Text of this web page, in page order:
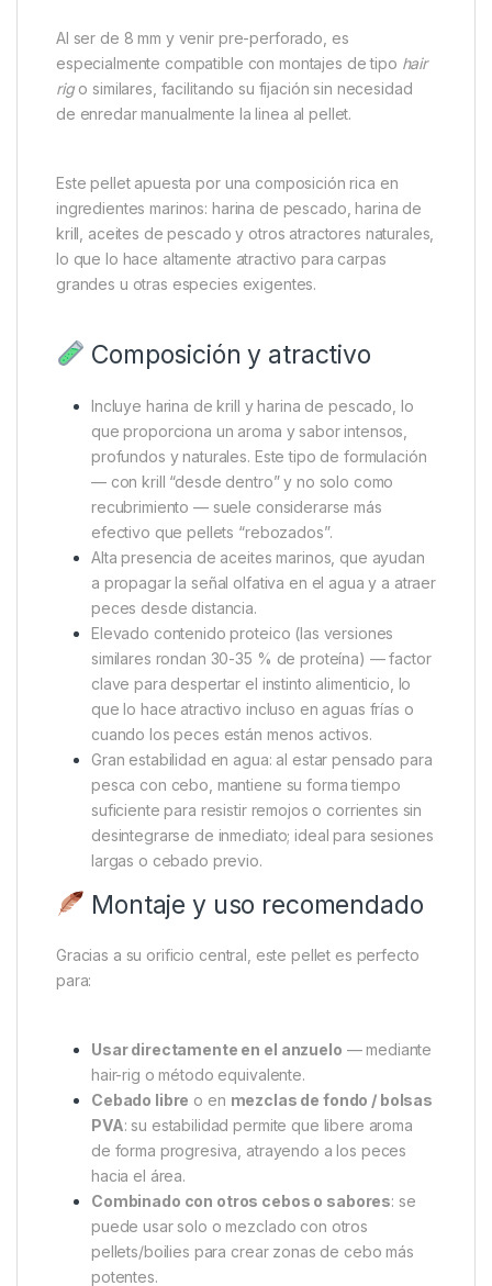
Al ser de 8 mm y venir pre-perforado, es
especialmente compatible con montajes de tipo hair
rigo similares, facilitando su fijación sin necesidad
de enredar manualmente la linea al pellet.
Este pellet apuesta por una composición rica en
ingredientes marinos: harina de pescado, harina de
krill, aceites de pescado y otros atractores naturales,
lo que lo hace altamente atractivo para carpas
grandes u otras especies exigentes.
Composición y atractivo
Incluye harina de krill y harina de pescado, lo
que proporciona un aroma y sabor intensos,
profundos y naturales. Este tipo de formulación
— con krill “desde dentro” y no solo como
recubrimiento — suele considerarse más
efectivo que pellets “rebozados”.
Alta presencia de aceites marinos, que ayudan
a propagar la señal olfativa en el agua y a atraer
peces desde distancia.
Elevado contenido proteico (las versiones
similares rondan 30-35 % de proteína) — factor
clave para despertar el instinto alimenticio, lo
que lo hace atractivo incluso en aguas frías o
cuando los peces están menos activos.
Gran estabilidad en agua: al estar pensado para
pesca con cebo, mantiene su forma tiempo
suficiente para resistir remojos o corrientes sin
desintegrarse de inmediato; ideal para sesiones
largas o cebado previo.
Montaje y uso recomendado
Gracias a su orificio central, este pellet es perfecto
para:
Usar directamente en el anzuelo — mediante
hair-rig o método equivalente.
Cebado libre o en mezclas de fondo / bolsas
PVA: su estabilidad permite que libere aroma
de forma progresiva, atrayendo a los peces
hacia el área.
Combinado con otros cebos o sabores: se
puede usar solo o mezclado con otros
pellets/boilies para crear zonas de cebo más
potentes.